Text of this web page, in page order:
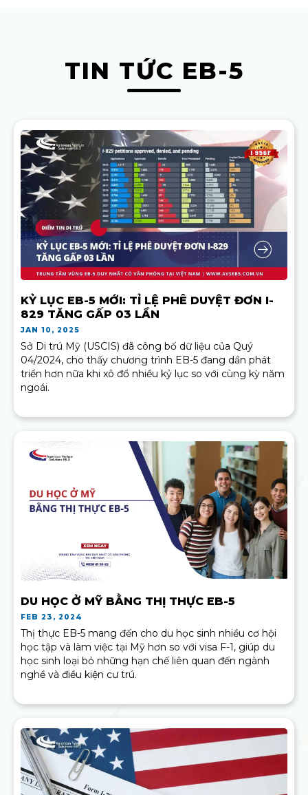
TIN TỨC EB-5
KỶ LỤC EB-5 MỚI: TỈ LỆ PHÊ DUYỆT ĐƠN I-
829 TĂNG GẤP 03 LẦN
JAN 10, 2025
Sở Di trú Mỹ (USCIS) đã công bố dữ liệu của Quý
04/2024, cho thấy chương trình EB-5 đang dần phát
triển hơn nữa khi xô đổ nhiều kỷ lục so với cùng kỳ năm
ngoái.
DU HỌC Ở MỸ BẰNG THỊ THỰC EB-5
FEB 23, 2024
Thị thực EB-5 mang đến cho du học sinh nhiều cơ hội
học tập và làm việc tại Mỹ hơn so với visa F-1, giúp du
học sinh loại bỏ những hạn chế liên quan đến ngành
nghề và điều kiện cư trú.